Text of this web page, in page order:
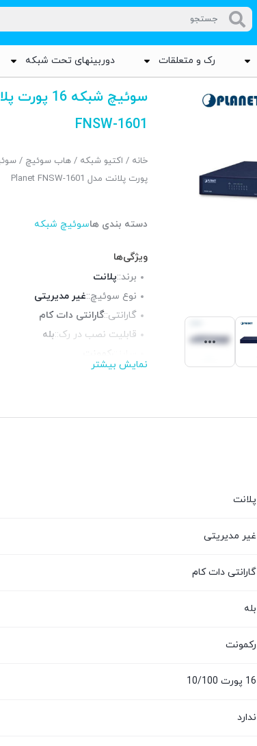
رک و متعلقات دوربینهای تحت شبکه
FNSW-1601
خانه / اکتیو شبکه /هاب سوئیچ /
پورت پلانت مدل Planet FNSW-1601
دسته بندی هاسوئیچ شبکه
ویژگی‌ها
برند::پلانت
نوع سوئیچ::غیر مدیریتی
گارانتی::گارانتی دات کام
قابلیت نصب در رک::بله
پورت شبکه::
نمایش بیشتر
پلانت
غیر مدیریتی
گارانتی دات کام
بله
رکمونت
16 پورت 10/100
ندارد